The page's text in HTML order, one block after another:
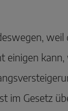
weil
einigen
im Gesetz